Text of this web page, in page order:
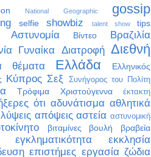
National Geographic gossip
selfie showbiz talent show
tips
Αστυνομία Βίντεο
Βραζιλία
Γυναίκα Διατροφή Διεθνή
θέματα Ελλάδα
Ελληνικός
Κύπρος Σεξ Συνήγορος του Πολίτη
Τρόφιμα Χριστούγεννα
έκτακτη
ότι αδυνάτισμα αθλητικά
απόψεις αστεία αστυνομική
βιταμίνες βουλή βραβεία
εγκληματικότητα
εκκλησία
επιστήμες εργασία ζώδια